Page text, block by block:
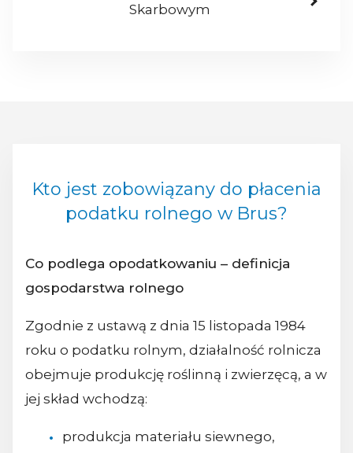
Skarbowym
Kto jest zobowiązany do płacenia
podatku rolnego w Brus?
Co podlega opodatkowaniu – definicja
gospodarstwa rolnego
Zgodnie z ustawą z dnia 15 listopada 1984
roku o podatku rolnym, działalność rolnicza
obejmuje produkcję roślinną i zwierzęcą, a w
jej skład wchodzą:
produkcja materiału siewnego,